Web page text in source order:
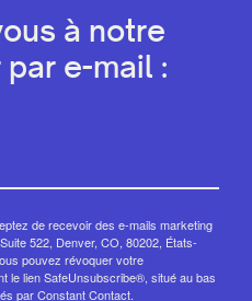
à notre
e-mail :
de recevoir des e-mails marketing
522, Denver, CO, 80202, États-
pouvez révoquer votre
le lien SafeUnsubscribe®, situé au bas
par Constant Contact.